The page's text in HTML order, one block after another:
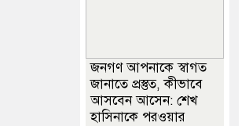
জনগণ আপনাকে স্বাগত
জানাতে প্রস্তুত, কীভাবে
আসবেন আসেন: শেখ
হাসিনাকে পরওয়ার